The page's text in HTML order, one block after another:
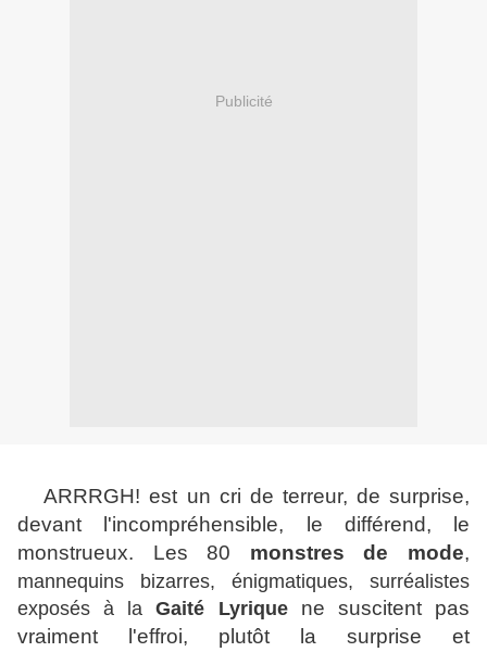
Publicité
ARRRGH! est un cri de terreur, de surprise,
devant l'incompréhensible, le différend, le
monstrueux. Les 80 monstres de mode,
mannequins bizarres, énigmatiques, surréalistes
exposés à laGaité Lyriquene suscitent pas
vraiment l'effroi, plutôt la surprise et